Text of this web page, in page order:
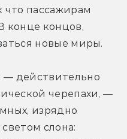
что пассажирам
конце концов,
новые миры.
— действительно
черепахи, —
изрядно
слона: